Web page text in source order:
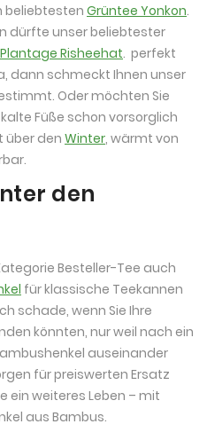
beliebtesten Grüntee Yonkon.
dürfte unser beliebtester
Risheehat. perfekt
dann schmeckt Ihnen unser
Oder möchten Sie
Füße schon vorsorglich
über denWinter, wärmt von
den
Besteller-Tee auch
für klassische Teekannen
schade, wenn Sie Ihre
könnten, nur weil nach ein
auseinander
für preiswerten Ersatz
ein weiteres Leben – mit
aus Bambus.